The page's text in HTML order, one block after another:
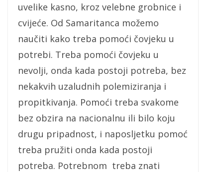
uvelike kasno, kroz velebne grobnice i
cvijeće. Od Samaritanca možemo
naučiti kako treba pomoći čovjeku u
potrebi. Treba pomoći čovjeku u
nevolji, onda kada postoji potreba, bez
nekakvih uzaludnih polemiziranja i
propitkivanja. Pomoći treba svakome
bez obzira na nacionalnu ili bilo koju
drugu pripadnost, i naposljetku pomoć
treba pružiti onda kada postoji
potreba. Potrebnom treba znati